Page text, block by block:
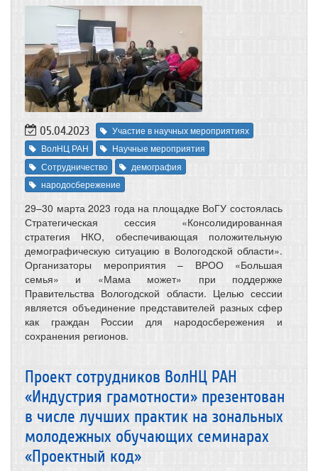
05.04.2023
Участие в научных мероприятиях
ВолНЦ РАН
Научные мероприятия
Сотрудничество
демография
народосбережение
29–30 марта 2023 года на площадке ВоГУ состоялась
Стратегическая сессия «Консолидированная
стратегия НКО, обеспечивающая положительную
демографическую ситуацию в Вологодской области».
Организаторы мероприятия – ВРОО «Большая
семья» и «Мама может» при поддержке
Правительства Вологодской области. Целью сессии
является объединение представителей разных сфер
как граждан России для народосбережения и
сохранения регионов.
Проект сотрудников ВолНЦ РАН
«Индустрия грамотности» презентован
в числе лучших практик на зональных
молодежных обучающих семинарах
«Проектный код»